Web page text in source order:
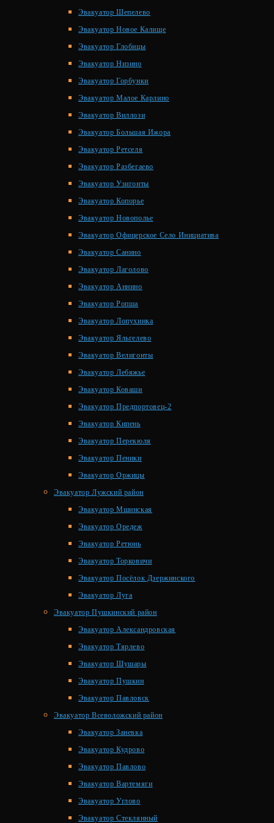
Эвакуатор Шепелево
Эвакуатор Новое Калище
Эвакуатор Глобицы
Эвакуатор Низино
Эвакуатор Горбунки
Эвакуатор Малое Карлино
Эвакуатор Виллози
Эвакуатор Большая Ижора
Эвакуатор Ретселя
Эвакуатор Разбегаево
Эвакуатор Узигонты
Эвакуатор Копорье
Эвакуатор Новополье
Эвакуатор Офицерское Село Инициатива
Эвакуатор Санино
Эвакуатор Лаголово
Эвакуатор Аннино
Эвакуатор Ропша
Эвакуатор Лопухинка
Эвакуатор Яльгелево
Эвакуатор Велигонты
Эвакуатор Лебяжье
Эвакуатор Коваши
Эвакуатор Предпортовец-2
Эвакуатор Кипень
Эвакуатор Перекюля
Эвакуатор Пеники
Эвакуатор Оржицы
Эвакуатор Лужский район
Эвакуатор Мшинская
Эвакуатор Оредеж
Эвакуатор Ретюнь
Эвакуатор Торковичи
Эвакуатор Посёлок Дзержинского
Эвакуатор Луга
Эвакуатор Пушкинский район
Эвакуатор Александровская
Эвакуатор Тярлево
Эвакуатор Шушары
Эвакуатор Пушкин
Эвакуатор Павловск
Эвакуатор Всеволожский район
Эвакуатор Заневка
Эвакуатор Кудрово
Эвакуатор Павлово
Эвакуатор Вартемяги
Эвакуатор Углово
Эвакуатор Стеклянный